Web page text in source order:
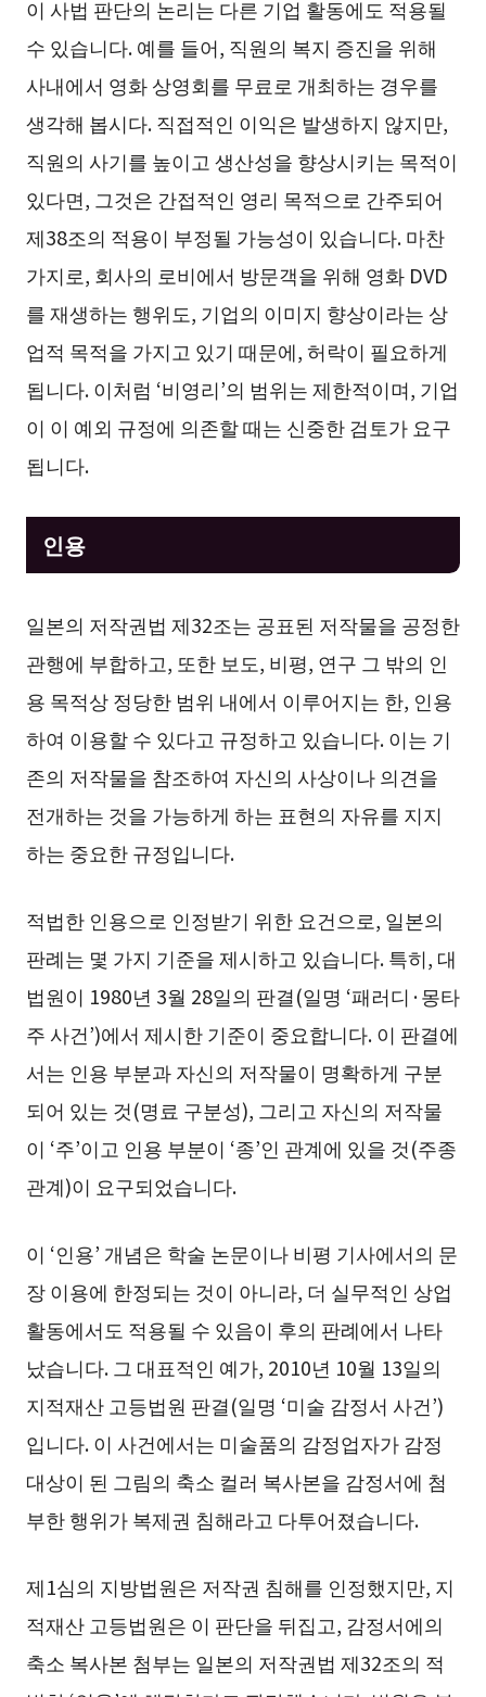
이 사법 판단의 논리는 다른 기업 활동에도 적용될
수 있습니다. 예를 들어, 직원의 복지 증진을 위해
사내에서 영화 상영회를 무료로 개최하는 경우를
생각해 봅시다. 직접적인 이익은 발생하지 않지만,
직원의 사기를 높이고 생산성을 향상시키는 목적이
있다면, 그것은 간접적인 영리 목적으로 간주되어
제38조의 적용이 부정될 가능성이 있습니다. 마찬
가지로, 회사의 로비에서 방문객을 위해 영화 DVD
를 재생하는 행위도, 기업의 이미지 향상이라는 상
업적 목적을 가지고 있기 때문에, 허락이 필요하게
됩니다. 이처럼 ‘비영리’의 범위는 제한적이며, 기업
이 이 예외 규정에 의존할 때는 신중한 검토가 요구
됩니다.
인용
일본의 저작권법 제32조는 공표된 저작물을 공정한
관행에 부합하고, 또한 보도, 비평, 연구 그 밖의 인
용 목적상 정당한 범위 내에서 이루어지는 한, 인용
하여 이용할 수 있다고 규정하고 있습니다. 이는 기
존의 저작물을 참조하여 자신의 사상이나 의견을
전개하는 것을 가능하게 하는 표현의 자유를 지지
하는 중요한 규정입니다.
적법한 인용으로 인정받기 위한 요건으로, 일본의
판례는 몇 가지 기준을 제시하고 있습니다. 특히, 대
법원이 1980년 3월 28일의 판결(일명 ‘패러디·몽타
주 사건’)에서 제시한 기준이 중요합니다. 이 판결에
서는 인용 부분과 자신의 저작물이 명확하게 구분
되어 있는 것(명료 구분성), 그리고 자신의 저작물
이 ‘주’이고 인용 부분이 ‘종’인 관계에 있을 것(주종
관계)이 요구되었습니다.
이 ‘인용’ 개념은 학술 논문이나 비평 기사에서의 문
장 이용에 한정되는 것이 아니라, 더 실무적인 상업
활동에서도 적용될 수 있음이 후의 판례에서 나타
났습니다. 그 대표적인 예가, 2010년 10월 13일의
지적재산 고등법원 판결(일명 ‘미술 감정서 사건’)
입니다. 이 사건에서는 미술품의 감정업자가 감정
대상이 된 그림의 축소 컬러 복사본을 감정서에 첨
부한 행위가 복제권 침해라고 다투어졌습니다.
제1심의 지방법원은 저작권 침해를 인정했지만, 지
적재산 고등법원은 이 판단을 뒤집고, 감정서에의
축소 복사본 첨부는 일본의 저작권법 제32조의 적